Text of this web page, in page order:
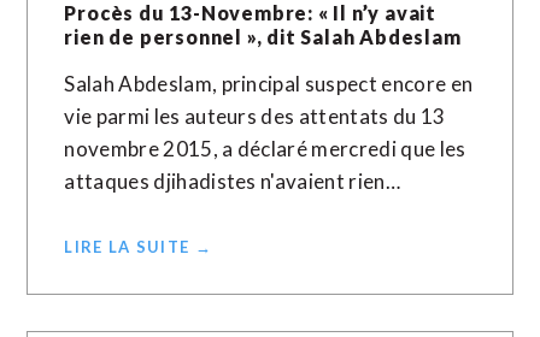
Procès du 13-Novembre: « Il n’y avait
rien de personnel », dit Salah Abdeslam
Salah Abdeslam, principal suspect encore en
vie parmi les auteurs des attentats du 13
novembre 2015, a déclaré mercredi que les
attaques djihadistes n'avaient rien…
LIRE LA SUITE →